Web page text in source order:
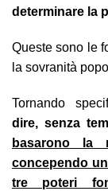
determinare la
Queste sono le
la sovranità
Tornando
dire, senza
basarono la
concependo
tre poteri